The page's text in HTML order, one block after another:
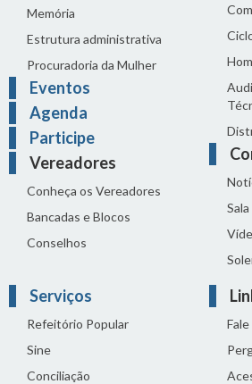
Memória
Estrutura administrativa
Procuradoria da Mulher
Eventos
Agenda
Participe
Vereadores
Conheça os Vereadores
Bancadas e Blocos
Conselhos
Serviços
Refeitório Popular
Sine
Conciliação